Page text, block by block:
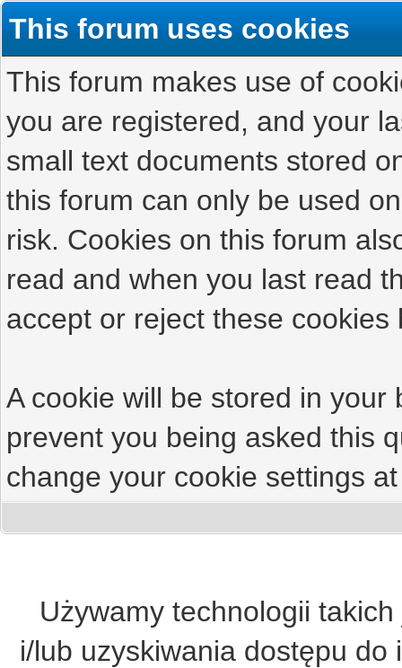
This forum uses cookies
This forum makes use of
you are registered, and your
small text documents stored
this forum can only be used
risk. Cookies on this forum
read and when you last read
accept or reject these cookies
A cookie will be stored in
prevent you being asked this
change your cookie settings
Używamy technologii
i/lub uzyskiwania dostępu